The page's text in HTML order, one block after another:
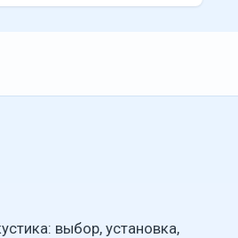
выбор, установка,